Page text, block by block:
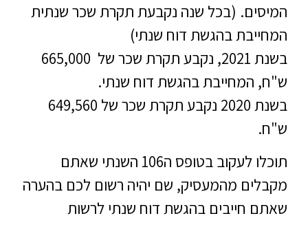
המיסים. (בכל שנה נקבעת תקרת שכר שנתית
המחייבת בהגשת דוח שנתי)
בשנת 2021, נקבע תקרת שכר של 665,000
ש"ח, המחייבת בהגשת דוח שנתי.
בשנת 2020 נקבע תקרת שכר של 649,560
ש"ח.
תוכלו לעקוב בטופס ה106 השנתי שאתם
מקבלים מהמעסיק, שם יהיה רשום לכם בהערה
שאתם חייבים בהגשת דוח שנתי לרשות